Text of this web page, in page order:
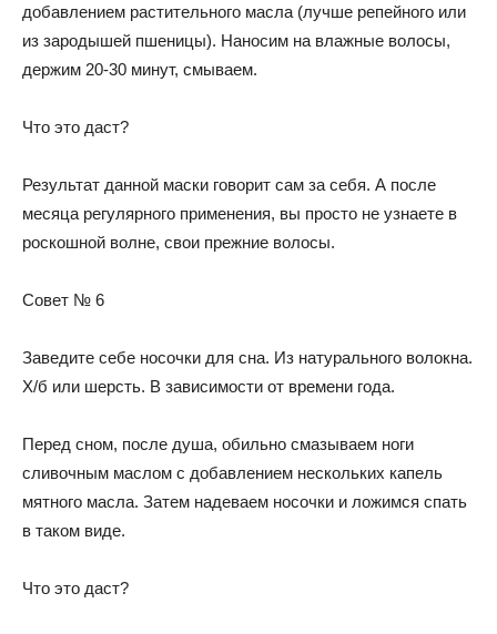
добавлением растительного масла (лучше репейного или
из зародышей пшеницы). Наносим на влажные волосы,
держим 20-30 минут, смываем.
Что это даст?
Результат данной маски говорит сам за себя. А после
месяца регулярного применения, вы просто не узнаете в
роскошной волне, свои прежние волосы.
Совет № 6
Заведите себе носочки для сна. Из натурального волокна.
Х/б или шерсть. В зависимости от времени года.
Перед сном, после душа, обильно смазываем ноги
сливочным маслом с добавлением нескольких капель
мятного масла. Затем надеваем носочки и ложимся спать
в таком виде.
Что это даст?